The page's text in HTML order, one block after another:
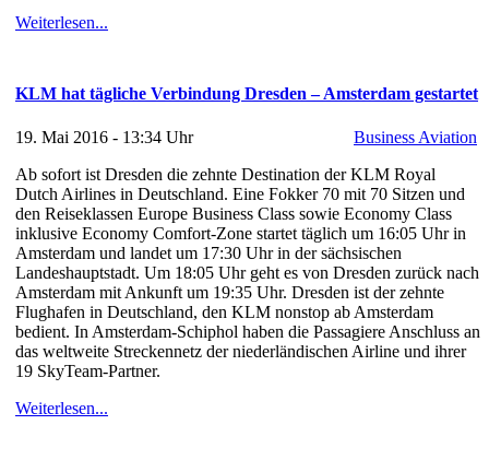
Weiterlesen...
KLM hat tägliche Verbindung Dresden – Amsterdam gestartet
19. Mai 2016 - 13:34 Uhr
Business Aviation
Ab sofort ist Dresden die zehnte Destination der KLM Royal
Dutch Airlines in Deutschland. Eine Fokker 70 mit 70 Sitzen und
den Reiseklassen Europe Business Class sowie Economy Class
inklusive Economy Comfort-Zone startet täglich um 16:05 Uhr in
Amsterdam und landet um 17:30 Uhr in der sächsischen
Landeshauptstadt. Um 18:05 Uhr geht es von Dresden zurück nach
Amsterdam mit Ankunft um 19:35 Uhr. Dresden ist der zehnte
Flughafen in Deutschland, den KLM nonstop ab Amsterdam
bedient. In Amsterdam-Schiphol haben die Passagiere Anschluss an
das weltweite Streckennetz der niederländischen Airline und ihrer
19 SkyTeam-Partner.
Weiterlesen...